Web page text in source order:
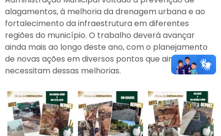
alagamentos, à melhoria da drenagem urbana e ao
fortalecimento da infraestrutura em diferentes
regiões do município. O trabalho deverá avançar
ainda mais ao longo deste ano, com o planejamento
de novas ações em diversos pontos que ainda
necessitam dessas melhorias.